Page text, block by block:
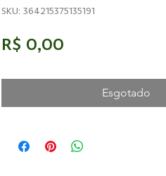
SKU: 364215375135191
R$ 0,00
Esgotado